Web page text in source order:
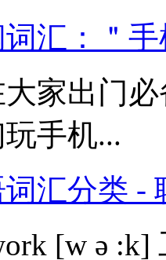
汇：＂
家出门
手机...
汇分类 -
[w ə :k]